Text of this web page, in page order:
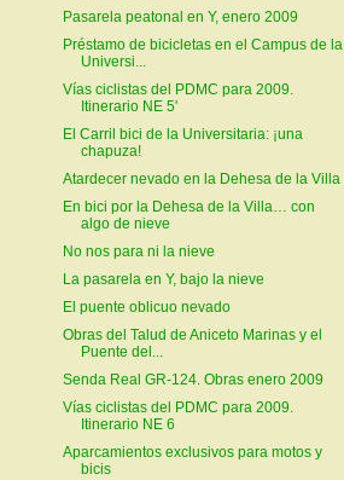
Pasarela peatonal en Y, enero 2009
Préstamo de bicicletas en el Campus de la
Universi...
Vías ciclistas del PDMC para 2009.
Itinerario NE 5'
El Carril bici de la Universitaria: ¡una
chapuza!
Atardecer nevado en la Dehesa de la Villa
En bici por la Dehesa de la Villa… con
algo de nieve
No nos para ni la nieve
La pasarela en Y, bajo la nieve
El puente oblicuo nevado
Obras del Talud de Aniceto Marinas y el
Puente del...
Senda Real GR-124. Obras enero 2009
Vías ciclistas del PDMC para 2009.
Itinerario NE 6
Aparcamientos exclusivos para motos y
bicis